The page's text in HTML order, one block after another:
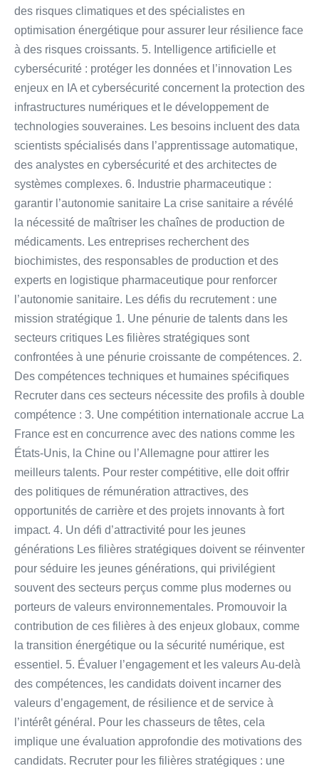
des risques climatiques et des spécialistes en
optimisation énergétique pour assurer leur résilience face
à des risques croissants. 5. Intelligence artificielle et
cybersécurité : protéger les données et l’innovation Les
enjeux en IA et cybersécurité concernent la protection des
infrastructures numériques et le développement de
technologies souveraines. Les besoins incluent des data
scientists spécialisés dans l’apprentissage automatique,
des analystes en cybersécurité et des architectes de
systèmes complexes. 6. Industrie pharmaceutique :
garantir l’autonomie sanitaire La crise sanitaire a révélé
la nécessité de maîtriser les chaînes de production de
médicaments. Les entreprises recherchent des
biochimistes, des responsables de production et des
experts en logistique pharmaceutique pour renforcer
l’autonomie sanitaire. Les défis du recrutement : une
mission stratégique 1. Une pénurie de talents dans les
secteurs critiques Les filières stratégiques sont
confrontées à une pénurie croissante de compétences. 2.
Des compétences techniques et humaines spécifiques
Recruter dans ces secteurs nécessite des profils à double
compétence : 3. Une compétition internationale accrue La
France est en concurrence avec des nations comme les
États-Unis, la Chine ou l’Allemagne pour attirer les
meilleurs talents. Pour rester compétitive, elle doit offrir
des politiques de rémunération attractives, des
opportunités de carrière et des projets innovants à fort
impact. 4. Un défi d’attractivité pour les jeunes
générations Les filières stratégiques doivent se réinventer
pour séduire les jeunes générations, qui privilégient
souvent des secteurs perçus comme plus modernes ou
porteurs de valeurs environnementales. Promouvoir la
contribution de ces filières à des enjeux globaux, comme
la transition énergétique ou la sécurité numérique, est
essentiel. 5. Évaluer l’engagement et les valeurs Au-delà
des compétences, les candidats doivent incarner des
valeurs d’engagement, de résilience et de service à
l’intérêt général. Pour les chasseurs de têtes, cela
implique une évaluation approfondie des motivations des
candidats. Recruter pour les filières stratégiques : une